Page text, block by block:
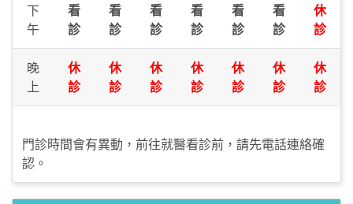
下
午
看
診
看
診
看
診
看
診
看
診
看
診
休
診
晚
上
休
診
休
診
休
診
休
診
休
診
休
診
休
診
門診時間會有異動，前往就醫看診前，請先電話連絡確
認。